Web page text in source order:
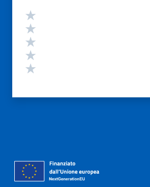
Valutazione